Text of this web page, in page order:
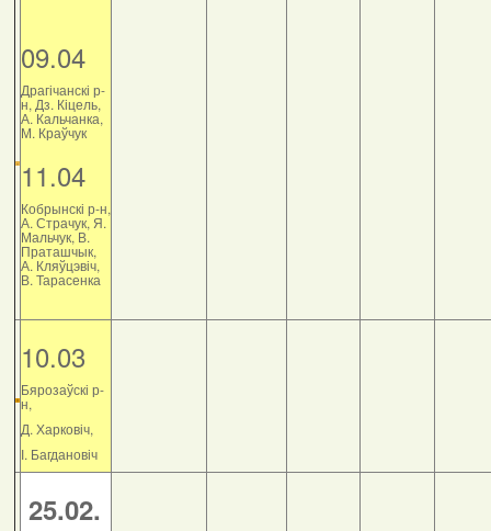
09.04
Драгічанскі р-
н, Дз. Кіцель,
А. Кальчанка,
М. Краўчук
11.04
Кобрынскі р-н,
А. Страчук, Я.
Мальчук, В.
Праташчык,
А. Кляўцэвіч,
В. Тарасенка
10.03
Бярозаўскі р-
н,
Д. Харковіч,
І. Багдановіч
25.02.